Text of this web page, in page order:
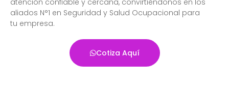
aliados N°1 en Seguridad y Salud Ocupacional para
tu empresa.
Cotiza Aquí